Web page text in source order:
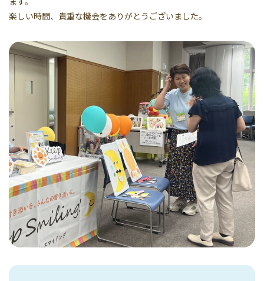
楽しい時間、貴重な機会をありがとうございました。